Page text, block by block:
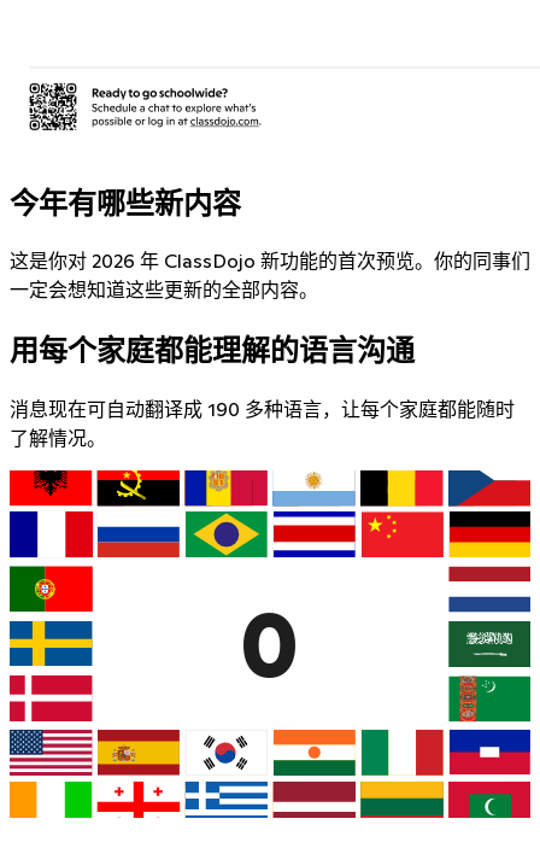
今年有哪些新内容
这是你对 2026 年 ClassDojo 新功能的首次预览。你的同事们
一定会想知道这些更新的全部内容。
用每个家庭都能理解的语言沟通
消息现在可自动翻译成 190 多种语言，让每个家庭都能随时
了解情况。
0